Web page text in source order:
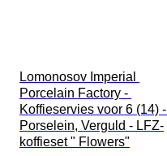
Lomonosov Imperial
Porcelain Factory -
Koffieservies voor 6 (14) -
Porselein, Verguld - LFZ-
koffieset " Flowers"